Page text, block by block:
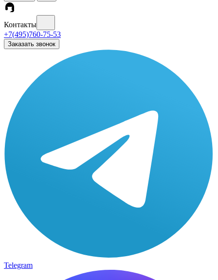
Контакты
+7(495)760-75-53
Заказать звонок
Telegram